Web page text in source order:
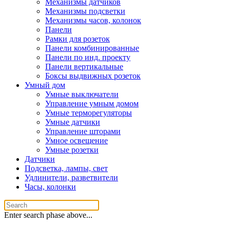
Механизмы датчиков
Механизмы подсветки
Механизмы часов, колонок
Панели
Рамки для розеток
Панели комбинированные
Панели по инд. проекту
Панели вертикальные
Боксы выдвижных розеток
Умный дом
Умные выключатели
Управление умным домом
Умные терморегуляторы
Умные датчики
Управление шторами
Умное освещение
Умные розетки
Датчики
Подсветка, лампы, свет
Удлинители, разветвители
Часы, колонки
Enter search phase above...